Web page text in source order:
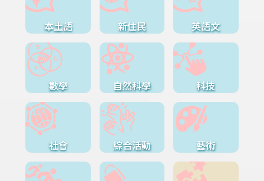
本土語 新住民 英語文
數學 自然科學 科技
社會 綜合活動 藝術